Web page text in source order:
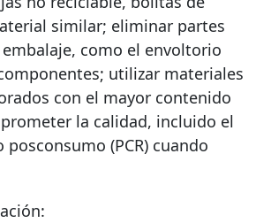
similar; eliminar partes
como el envoltorio
utilizar materiales
con el mayor contenido
la calidad, incluido el
(PCR) cuando